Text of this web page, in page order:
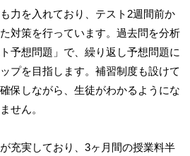
力を入れており、テスト2週間前か
対策を行っています。過去問を分析
予想問題」で、繰り返し予想問題に
プを目指します。補習制度も設けて
保しながら、生徒がわかるようにな
せん。
充実しており、3ヶ月間の授業料半